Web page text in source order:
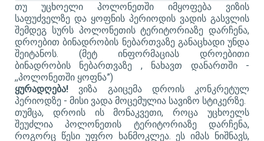
თუ უცხოელი პოლონეთში იმყოფება ვიზის
საფუძველზე და ყოფნის პერიოდის ვადის გასვლის
შემდეგ სურს პოლონეთის ტერიტორიაზე დარჩენა,
დროებით ბინადრობის ნებართვაზე განაცხადი უნდა
შეიტანოს. (მეტ ინფორმაციას დროებითი
ბინადრობის ნებართვაზე , ნახავთ დანართში -
,,პოლონეთში ყოფნა”)
ყურადღება! ვიზა გაიცემა დროის კონკრეტულ
პერიოდზე - მისი ვადა მოცემულია სავიზო სტიკერზე.
თუმცა, დროის ის მონაკვეთი, როცა უცხოელს
შეუძლია პოლონეთის ტერიტორიაზე დარჩენა,
როგორც წესი უფრო ხანმოკლეა. ეს იმას ნიშნავს,